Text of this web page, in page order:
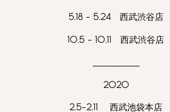
5.18 - 5.24 西武渋谷店
10.5 - 10.11 西武渋谷店
2020
2.5-2.11
西武池袋本店